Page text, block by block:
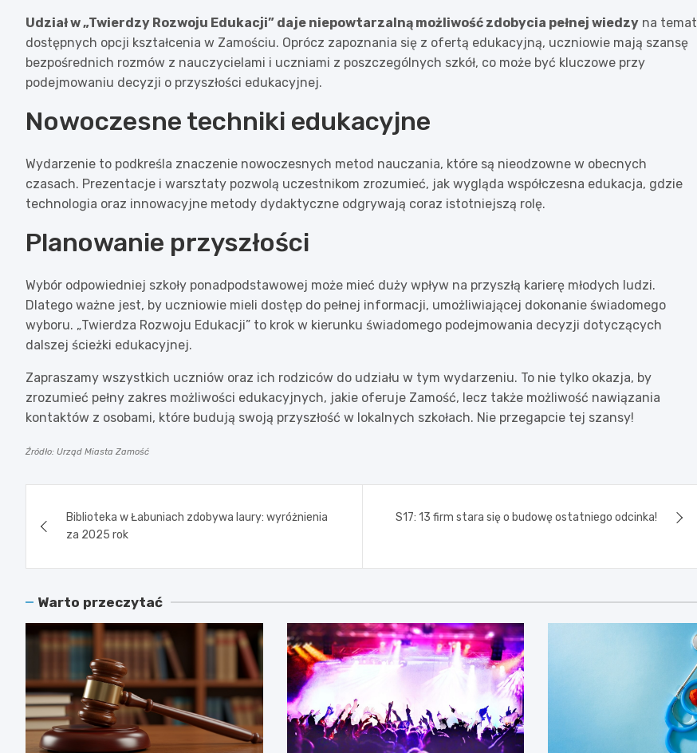
Udział w „Twierdzy Rozwoju Edukacji” daje niepowtarzalną możliwość zdobycia pełnej wiedzy na temat
dostępnych opcji kształcenia w Zamościu. Oprócz zapoznania się z ofertą edukacyjną, uczniowie mają szansę
bezpośrednich rozmów z nauczycielami i uczniami z poszczególnych szkół, co może być kluczowe przy
podejmowaniu decyzji o przyszłości edukacyjnej.
Nowoczesne techniki edukacyjne
Wydarzenie to podkreśla znaczenie nowoczesnych metod nauczania, które są nieodzowne w obecnych
czasach. Prezentacje i warsztaty pozwolą uczestnikom zrozumieć, jak wygląda współczesna edukacja, gdzie
technologia oraz innowacyjne metody dydaktyczne odgrywają coraz istotniejszą rolę.
Planowanie przyszłości
Wybór odpowiedniej szkoły ponadpodstawowej może mieć duży wpływ na przyszłą karierę młodych ludzi.
Dlatego ważne jest, by uczniowie mieli dostęp do pełnej informacji, umożliwiającej dokonanie świadomego
wyboru. „Twierdza Rozwoju Edukacji” to krok w kierunku świadomego podejmowania decyzji dotyczących
dalszej ścieżki edukacyjnej.
Zapraszamy wszystkich uczniów oraz ich rodziców do udziału w tym wydarzeniu. To nie tylko okazja, by
zrozumieć pełny zakres możliwości edukacyjnych, jakie oferuje Zamość, lecz także możliwość nawiązania
kontaktów z osobami, które budują swoją przyszłość w lokalnych szkołach. Nie przegapcie tej szansy!
Źródło: Urząd Miasta Zamość
wpisuBiblioteka w Łabuniach zdobywa laury: wyróżnienia
za 2025 rok
S17: 13 firm stara się o budowę ostatniego odcinka!
Warto przeczytać